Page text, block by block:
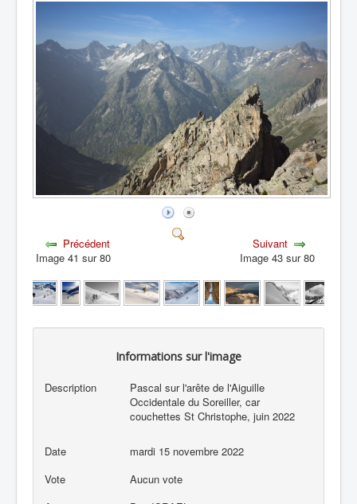
Précédent
Image 41 sur 80
Suivant
Image 43 sur 80
Informations sur l'image
Description
Pascal sur l'arête de l'Aiguille
Occidentale du Soreiller, car
couchettes St Christophe, juin 2022
Date
mardi 15 novembre 2022
Vote
Aucun vote